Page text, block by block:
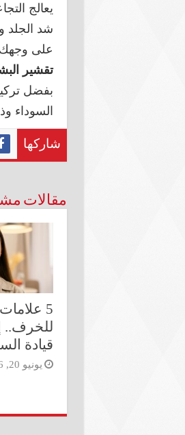
يعالج
شد الجلد
على وجهك لـ 10 دقائق. أغسلي بعدها
تقشير
بفضل
السوداء
شاركها
مقالات
5
للخرف..
قيادة
يونيو 20, 2026